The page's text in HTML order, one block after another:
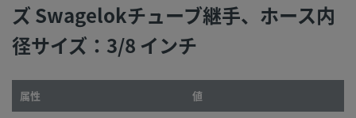
ズ Swagelokチューブ継手、ホース内
径サイズ：3/8 インチ
属性 値